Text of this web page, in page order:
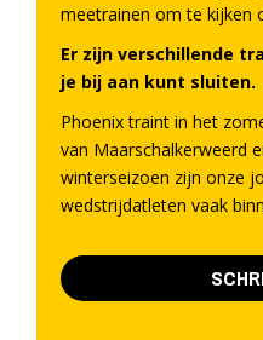
meetrainen om te kijken
Er zijn verschillende
je bij aan kunt sluiten.
Phoenix traint in het
van Maarschalkerweerd
winterseizoen zijn onze
wedstrijdatleten vaak